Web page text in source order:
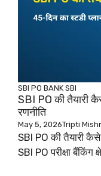
SBI PO BANK SBI
SBI PO की तैयारी
रणनीति
May 5, 2026Tripti
SBI PO की तैयारी
SBI PO परीक्षा बैंकिंग